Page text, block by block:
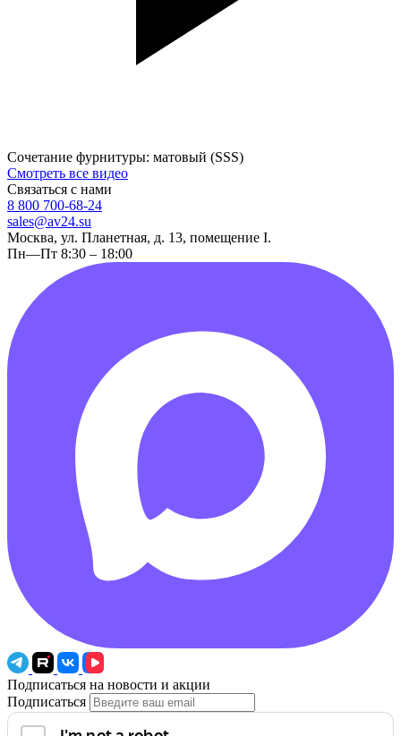
Сочетание фурнитуры: матовый (SSS)
Смотреть все видео
Связаться с нами
8 800 700-68-24
sales@av24.su
Москва, ул. Планетная, д. 13, помещение I.
Пн—Пт 8:30 – 18:00
Подписаться на новости и акции
Подписаться